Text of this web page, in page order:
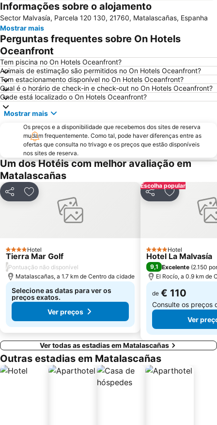
El Rompidillo
Cuesta Maneli
Playa de la Calzada
Plaza de las Monjas
Torre del Loro
Casa Colón
Parque de Zafra
Catedral de la Merced
Mosteiro de La Rábida
Aqualon Puerto
Bajo de Guía
Centro de Interpretación Cocheras del Puerto
Santuario de Nuestra Señora de La Cinta
Torre la Higuera
Aldea del Rocio
Puerto de Mazagón
Plaza de los Cisnes
Puerto de Chipiona
De las Tres Piedras
Capilla Santa Cruz Calle Sevilla
Palacio de Congresos
Doñana Hípica El Pasodoble
El Rocío Chico
Mesas de Asta
Paraje Natural de las Marismas del Odiel
La Costilla
Informações sobre o alojamento
Sector Malvasía, Parcela 120 130, 21760, Matalascañas, Espanha
Mostrar mais
Perguntas frequentes sobre On Hotels
Oceanfront
Tem piscina no On Hotels Oceanfront?
Animais de estimação são permitidos no On Hotels Oceanfront?
Tem estacionamento disponível no On Hotels Oceanfront?
Qual é o horário de check-in e check-out no On Hotels Oceanfront?
Onde está localizado o On Hotels Oceanfront?
Mostrar mais
Os preços e a disponibilidade que recebemos dos sites de reserva
mudam frequentemente. Como tal, pode haver diferenças entre as
ofertas que consulta no trivago e os preços que estão disponíveis
nos sites de reserva.
Um dos Hotéis com melhor avaliação em
Matalascañas
PartilharAdicionar aos favoritos
4 Estrelas
Hotel
Tierra Mar Golf
/Pontuação não disponível
Matalascañas, a 1.7 km de Centro da cidade
Selecione as datas para ver os
preços exatos.
Ver preços
Escolha popular
PartilharAdicionar
4 Estrelas
Hotel
Hotel La Malvasía
9,1 Excelente (2.150
El Rocío, a 0.9 km de
de € 110
Consulte os preços
Ver
Ver todas as estadias em Matalascañas
Outras estadias em Matalascañas